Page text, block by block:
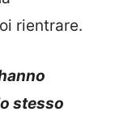
rientrare.
stesso